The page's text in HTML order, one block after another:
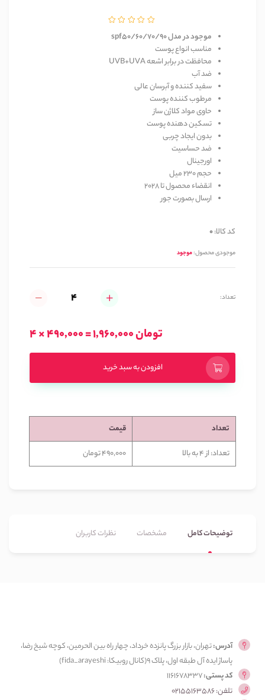
موجود در مدل spf50/60/70/90
مناسب انواع پوست
محافظت در برابر اشعه UVB+UVA
ضد آب
سفید کننده و آبرسان عالی
مرطوب کننده پوست
حاوی مواد کلاژن ساز
تسکین دهنده پوست
بدون ایجاد چربی
ضد حساسیت
اورجینال
حجم 230 میل
انقضاء محصول تا 2028
ارسال بصورت جور
کد کالا:0
موجودی محصول:موجود
تعداد:
4 × 490,000 = 1,960,000 تومان
افزودن به سبد خرید
تعداد
قیمت
تعداد: از 4 به بالا
490,000 تومان
توضیحات کامل مشخصات نظرات کاربران
آدرس:تهران، بازار بزرگ پانزده خرداد، چهار راه بین الحرمین، کوچه شیخ رضا،
پاساژ ایده آل طبقه اول، پلاک ۹(کانال روبیکا: fida_arayeshi)
کد پستی:1161678337
تلفن: 02155163586